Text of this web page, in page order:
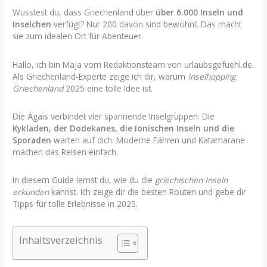
Wusstest du, dass Griechenland über über 6.000 Inseln und
Inselchen verfügt? Nur 200 davon sind bewohnt. Das macht
sie zum idealen Ort für Abenteuer.
Hallo, ich bin Maja vom Redaktionsteam von urlaubsgefuehl.de.
Als Griechenland-Experte zeige ich dir, warum Inselhopping
Griechenland2025 eine tolle Idee ist.
Die Ägäis verbindet vier spannende Inselgruppen. Die
Kykladen, der Dodekanes, die Ionischen Inseln und die
Sporaden warten auf dich. Moderne Fähren und Katamarane
machen das Reisen einfach.
In diesem Guide lernst du, wie du die griechischen Inseln
erkundenkannst. Ich zeige dir die besten Routen und gebe dir
Tipps für tolle Erlebnisse in 2025.
Inhaltsverzeichnis